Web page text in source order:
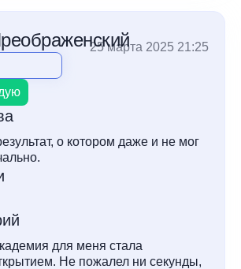
25 марта 2025 21:25
о котором даже и не мог
для меня стала
Не пожалел ни секунды,